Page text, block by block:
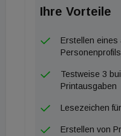
Treiber dieser
gestiegene
österreichischen
37 % verhalten sich
in Österreich geheizt
sich grundlegend.
Ihre Vorteile
Erstellen eines
Personenprofils
Testweise 3
Printausgaben
Lesezeichen
Erstellen von